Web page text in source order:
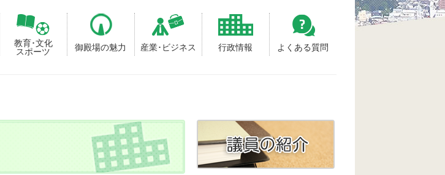
教育･文化
スポーツ
御殿場の魅力 産業･ビジネス 行政情報 よくある質問